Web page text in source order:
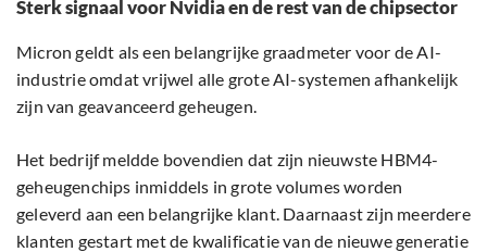
Sterk signaal voor Nvidia en de rest van de chipsector
Micron geldt als een belangrijke graadmeter voor de AI-
industrie omdat vrijwel alle grote AI-systemen afhankelijk
zijn van geavanceerd geheugen.
Het bedrijf meldde bovendien dat zijn nieuwste HBM4-
geheugenchips inmiddels in grote volumes worden
geleverd aan een belangrijke klant. Daarnaast zijn meerdere
klanten gestart met de kwalificatie van de nieuwe generatie